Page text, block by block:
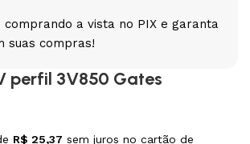
comprando a vista no PIX e garanta
suas compras!
perfil 3V850 Gates
R$ 25,37 sem juros no cartão de